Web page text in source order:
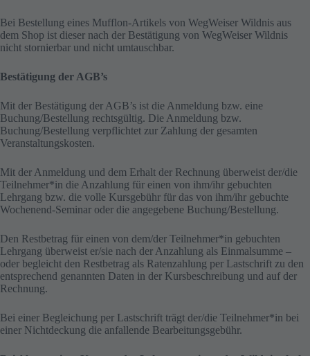
Bei Bestellung eines Mufflon-Artikels von WegWeiser Wildnis aus
dem Shop ist dieser nach der Bestätigung von WegWeiser Wildnis
nicht stornierbar und nicht umtauschbar.
Bestätigung der AGB’s
Mit der Bestätigung der AGB’s ist die Anmeldung bzw. eine
Buchung/Bestellung rechtsgültig. Die Anmeldung bzw.
Buchung/Bestellung verpflichtet zur Zahlung der gesamten
Veranstaltungskosten.
Mit der Anmeldung und dem Erhalt der Rechnung überweist der/die
Teilnehmer*in die Anzahlung für einen von ihm/ihr gebuchten
Lehrgang bzw. die volle Kursgebühr für das von ihm/ihr gebuchte
Wochenend-Seminar oder die angegebene Buchung/Bestellung.
Den Restbetrag für einen von dem/der Teilnehmer*in gebuchten
Lehrgang überweist er/sie nach der Anzahlung als Einmalsumme –
oder begleicht den Restbetrag als Ratenzahlung per Lastschrift zu den
entsprechend genannten Daten in der Kursbeschreibung und auf der
Rechnung.
Bei einer Begleichung per Lastschrift trägt der/die Teilnehmer*in bei
einer Nichtdeckung die anfallende Bearbeitungsgebühr.